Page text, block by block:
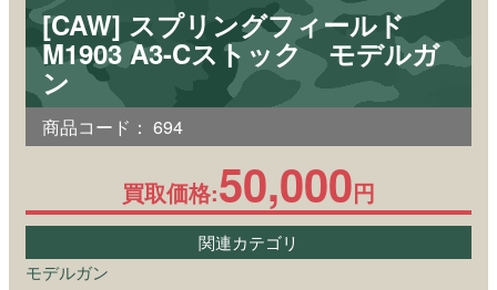
[CAW] スプリングフィールド
M1903 A3-Cストック モデルガ
ン
商品コード： 694
買取価格:50,000円
関連カテゴリ
モデルガン